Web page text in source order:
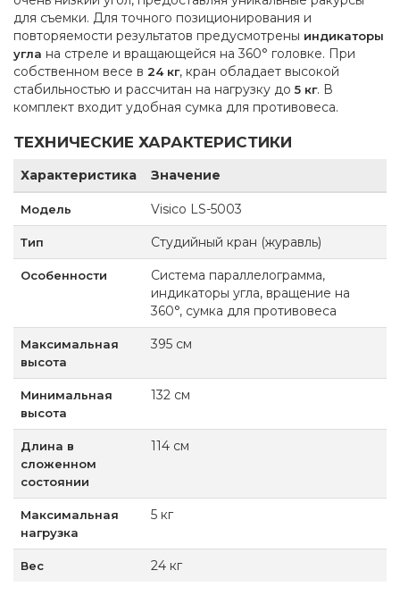
для съемки. Для точного позиционирования и
повторяемости результатов предусмотрены индикаторы
угла на стреле и вращающейся на 360° головке. При
собственном весе в 24 кг, кран обладает высокой
стабильностью и рассчитан на нагрузку до 5 кг. В
комплект входит удобная сумка для противовеса.
ТЕХНИЧЕСКИЕ ХАРАКТЕРИСТИКИ
Характеристика Значение
Модель Visico LS-5003
Тип Студийный кран (журавль)
Особенности
Система параллелограмма,
индикаторы угла, вращение на
360°, сумка для противовеса
Максимальная
высота
395 см
Минимальная
высота
132 см
Длина в
сложенном
состоянии
114 см
Максимальная
нагрузка
5 кг
Вес 24 кг